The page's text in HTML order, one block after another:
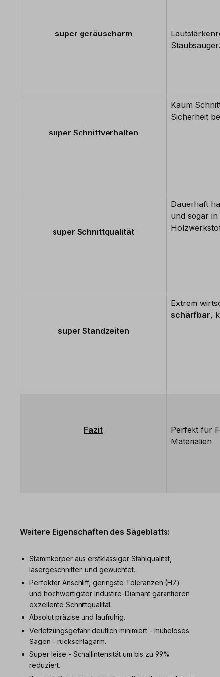
super geräuscharm
super Schnittverhalten
Kaum
Sicherheit
super Schnittqualität
Dauerhaft
und sogar
super Standzeiten
Extrem
schärfbar,
Fazit
Perfekt für
Materialien
Weitere Eigenschaften des Sägeblatts:
Stammkörper aus erstklassiger Stahlqualität,
lasergeschnitten und gewuchtet.
Perfekter Anschliff, geringste Toleranzen (H7)
und hochwertigster Industire-Diamant garantieren
exzellente Schnittqualität.
Absolut präzise und laufruhig.
Verletzungsgefahr deutlich minimiert - müheloses
Sägen - rückschlagarm.
Super leise - Schallintensität um bis zu 99%
reduziert.